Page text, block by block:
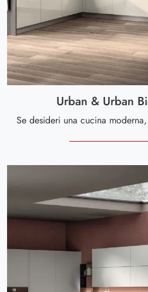
Urban & Urban